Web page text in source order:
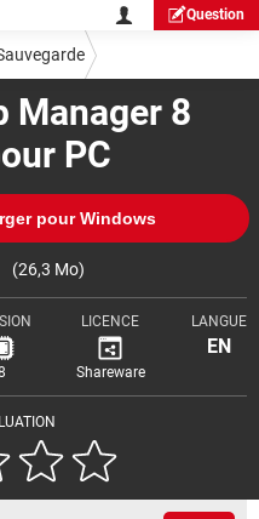
Question
Manager 8
PC
pour Windows
(26,3 Mo)
LICENCE
Shareware
LANGUE
EN